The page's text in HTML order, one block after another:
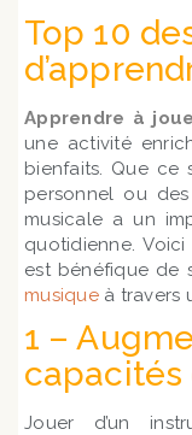
Top 10
Apprendre à
une activité
bienfaits. Que ce
personnel ou
musicale a un
quotidienne.
est bénéfique de
musiqueà travers
1 –
capacités
Jouer d’un